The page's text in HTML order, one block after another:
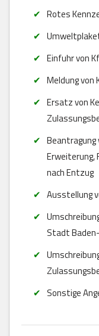
Rotes
Einfuhr von
Meldung von
Ersatz von
Beantragung
Erweiterung,
nach Entzug
Ausstellung
Stadt
Sonstige